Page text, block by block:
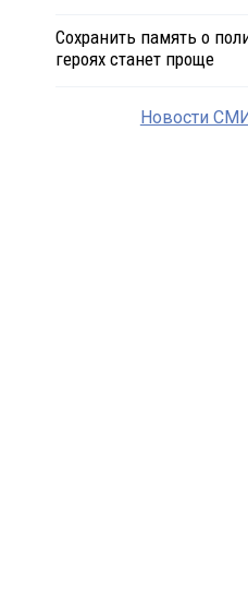
Сохранить память о
героях станет проще
Новости